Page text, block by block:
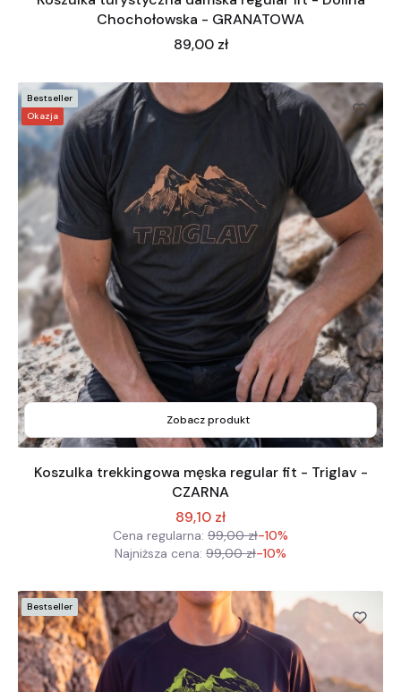
Chochołowska - GRANATOWA
Cena
89,00 zł
Okazja
Bestseller
Zobacz produkt
Koszulka trekkingowa męska regular fit - Triglav -
CZARNA
89,10 zł
Cena regularna: 99,00 zł-10%
Najniższa cena: 99,00 zł-10%
Bestseller